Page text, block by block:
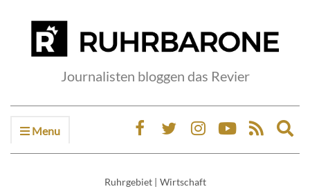
Journalisten bloggen das Revier
Menu
Ruhrgebiet | Wirtschaft